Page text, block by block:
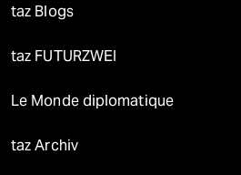
taz Blogs
taz FUTURZWEI
Le Monde diplomatique
taz Archiv